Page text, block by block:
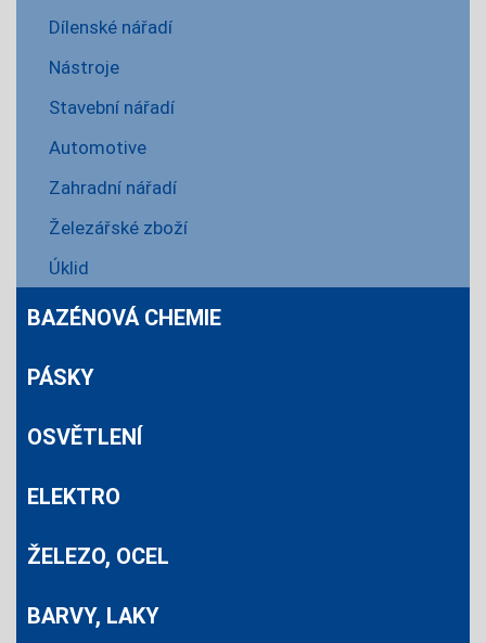
Dílenské nářadí
Nástroje
Stavební nářadí
Automotive
Zahradní nářadí
Železářské zboží
Úklid
BAZÉNOVÁ CHEMIE
PÁSKY
OSVĚTLENÍ
ELEKTRO
ŽELEZO, OCEL
BARVY, LAKY